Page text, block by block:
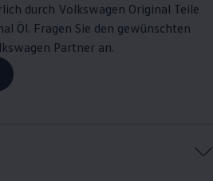
durch Volkswagen Original Teile
Öl. Fragen Sie den gewünschten
Partner an.